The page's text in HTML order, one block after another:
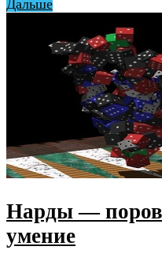
Дальше
Нарды —
умение